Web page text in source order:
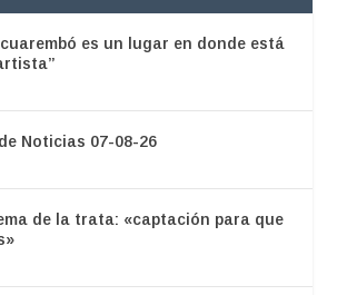
es un lugar en donde está
Noticias 07-08-26
de la trata: «captación para que